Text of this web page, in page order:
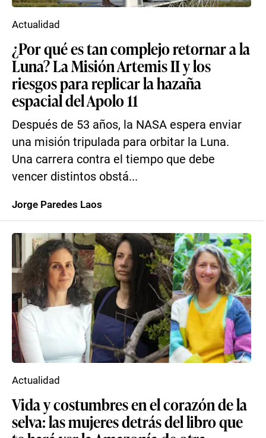
¿Por qué es tan complejo retornar a la
Luna? La Misión Artemis II y los
riesgos para replicar la hazaña
espacial del Apolo 11
Después de 53 años, la NASA espera enviar
una misión tripulada para orbitar la Luna.
Una carrera contra el tiempo que debe
vencer distintos obstá...
Actualidad
Jorge Paredes Laos
Vida y costumbres en el corazón de la
selva: las mujeres detrás del libro que
Actualidad